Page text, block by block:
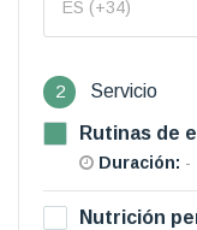
2 Servicio
Rutinas de
Duración: -
Nutrición